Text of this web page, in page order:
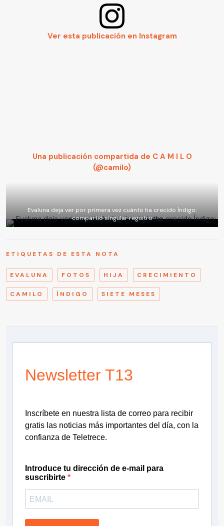
Ver esta publicación en Instagram
Una publicación compartida de C A M I L O
(@camilo)
Evaluna deja ver por primera vez cuánto ha crecido Índigo:
compartió singular registro
ETIQUETAS DE ESTA NOTA
EVALUNA FOTOS HIJA CRECIMIENTO
CAMILO ÍNDIGO SIETE MESES
Newsletter T13
Inscríbete en nuestra lista de correo para recibir
gratis las noticias más importantes del día, con la
confianza de Teletrece.
Introduce tu dirección de e-mail para
suscribirte